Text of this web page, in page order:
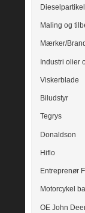
Maling og
Mærker/
Industri olier
Viskerblade
Biludstyr
Tegrys
Donaldson
Hiflo
Entreprenør
Motorcykel
OE John